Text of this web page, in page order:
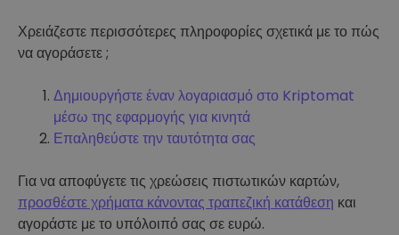
Χρειάζεστε περισσότερες πληροφορίες σχετικά με το πώς
να αγοράσετε ;
Δημιουργήστε έναν λογαριασμό στο Kriptomat
μέσω της εφαρμογής για κινητά
Επαληθεύστε την ταυτότητα σας
Για να αποφύγετε τις χρεώσεις πιστωτικών καρτών,
προσθέστε χρήματα κάνοντας τραπεζική κατάθεση και
αγοράστε με το υπόλοιπό σας σε ευρώ.